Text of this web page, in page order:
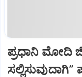
ಪ್ರಧಾನಿ ಮೋದಿ